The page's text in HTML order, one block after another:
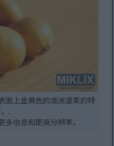
面上金黄色的澳洲坚果的特
.
信息和更高分辨率。